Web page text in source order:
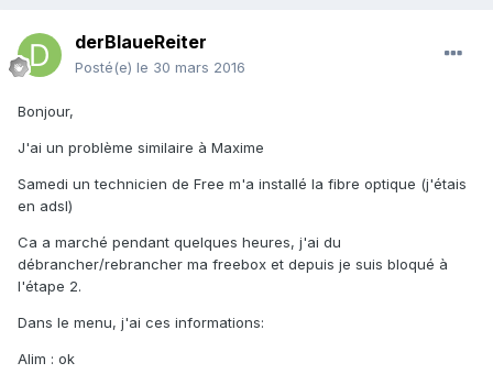
derBlaueReiter
Posté(e) le 30 mars 2016
Bonjour,
J'ai un problème similaire à Maxime
Samedi un technicien de Free m'a installé la fibre optique (j'étais
en adsl)
Ca a marché pendant quelques heures, j'ai du
débrancher/rebrancher ma freebox et depuis je suis bloqué à
l'étape 2.
Dans le menu, j'ai ces informations:
Alim : ok